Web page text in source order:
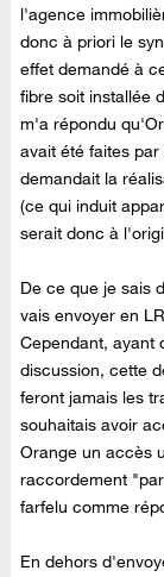
l'agence
donc à priori le
effet demandé à
fibre soit installée
m'a répondu
avait été faites
demandait la
(ce qui induit
serait donc à
De ce que je sais
vais envoyer en
Cependant, ayant
discussion, cette
feront jamais les
souhaitais avoir
Orange un accès
raccordement
farfelu comme
En dehors